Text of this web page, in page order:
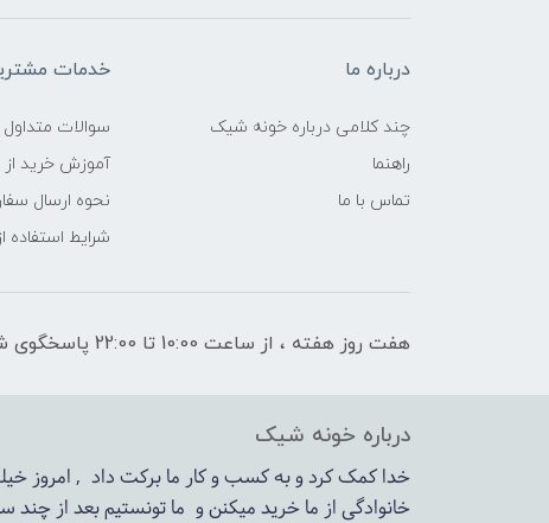
درباره ما
چند کلامی درباره خونه شیک
راهنما
تماس با ما
خدمات
سوالات متداول
آموزش خرید
نحوه ارسال
شرایط استفاده
هفت روز هفته ، از ساعت 10:00 تا 22:00 پاسخگوی شما هستیم
درباره خونه شیک
خدا کمک کرد و به کسب و کار ما برکت داد , امروز
خانوادگی از ما خرید میکنن و ما تونستیم بعد از چند